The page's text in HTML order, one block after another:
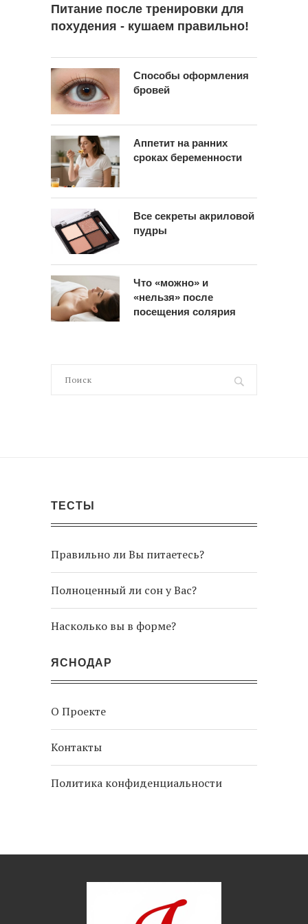
Питание после тренировки для
похудения - кушаем правильно!
Способы оформления
бровей
Аппетит на ранних
сроках беременности
Все секреты акриловой
пудры
Что «можно» и
«нельзя» после
посещения солярия
ТЕСТЫ
Правильно ли Вы питаетесь?
Полноценный ли сон у Вас?
Насколько вы в форме?
ЯСНОДАР
О Проекте
Контакты
Политика конфиденциальности